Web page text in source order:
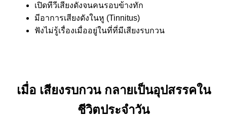
เปิดทีวีเสียงดังจนคนรอบข้างทัก
มีอาการเสียงดังในหู (Tinnitus)
ฟังไม่รู้เรื่องเมื่ออยู่ในที่ที่มีเสียงรบกวน
เมื่อ เสียงรบกวนกลายเป็นอุปสรรคใน
ชีวิตประจำวัน